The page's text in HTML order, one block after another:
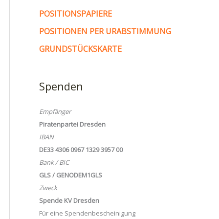
POSITIONSPAPIERE
POSITIONEN PER URABSTIMMUNG
GRUNDSTÜCKSKARTE
Spenden
Empfänger
Piratenpartei Dresden
IBAN
DE33 4306 0967 1329 3957 00
Bank / BIC
GLS / GENODEM1GLS
Zweck
Spende KV Dresden
Für eine Spendenbescheinigung